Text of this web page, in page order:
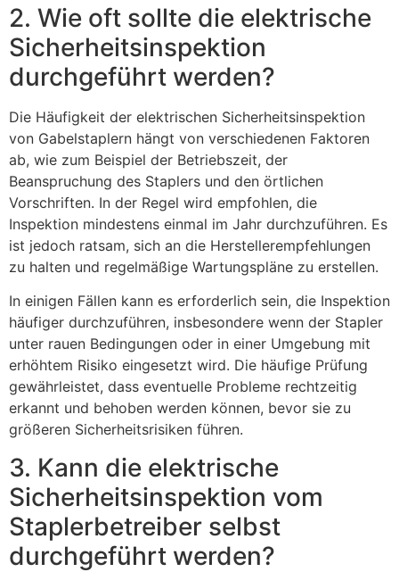
2. Wie oft sollte die elektrische
Sicherheitsinspektion
durchgeführt werden?
Die Häufigkeit der elektrischen Sicherheitsinspektion
von Gabelstaplern hängt von verschiedenen Faktoren
ab, wie zum Beispiel der Betriebszeit, der
Beanspruchung des Staplers und den örtlichen
Vorschriften. In der Regel wird empfohlen, die
Inspektion mindestens einmal im Jahr durchzuführen. Es
ist jedoch ratsam, sich an die Herstellerempfehlungen
zu halten und regelmäßige Wartungspläne zu erstellen.
In einigen Fällen kann es erforderlich sein, die Inspektion
häufiger durchzuführen, insbesondere wenn der Stapler
unter rauen Bedingungen oder in einer Umgebung mit
erhöhtem Risiko eingesetzt wird. Die häufige Prüfung
gewährleistet, dass eventuelle Probleme rechtzeitig
erkannt und behoben werden können, bevor sie zu
größeren Sicherheitsrisiken führen.
3. Kann die elektrische
Sicherheitsinspektion vom
Staplerbetreiber selbst
durchgeführt werden?